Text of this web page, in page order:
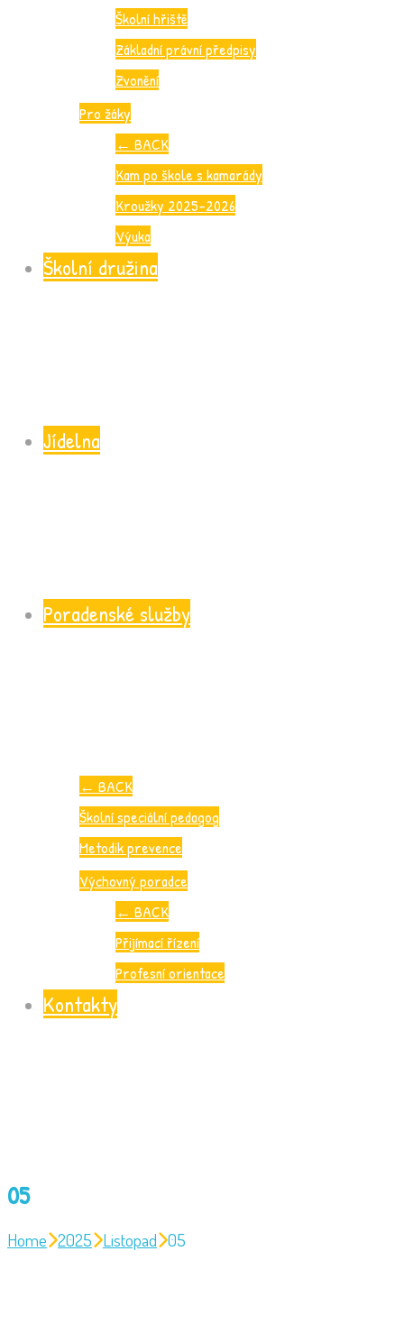
Školní hřiště
Základní právní předpisy
Zvonění
Pro žáky
← BACK
Kam po škole s kamarády
Kroužky 2025-2026
Výuka
Školní družina
Jídelna
Poradenské služby
← BACK
Školní speciální pedagog
Metodik prevence
Výchovný poradce
← BACK
Přijímací řízení
Profesní orientace
Kontakty
05
Home 2025 Listopad 05